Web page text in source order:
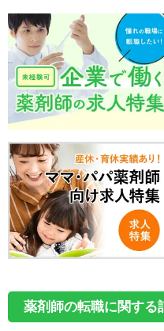
薬剤師の転職に関する